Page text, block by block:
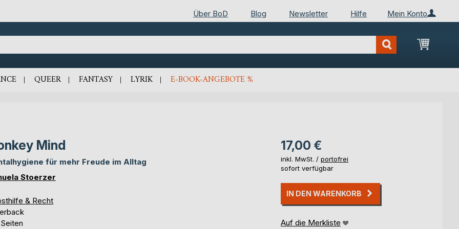
Mein Konto
Über BoD Blog Newsletter Hilfe
Mein
QUEER FANTASY LYRIK E-BOOK-ANGEBOTE %
Mind
für mehr Freude im Alltag
Stoerzer
& Recht
17,00 €
inkl. MwSt. / portofrei
sofort verfügbar
IN DEN WARENKORB
Auf die Merkliste